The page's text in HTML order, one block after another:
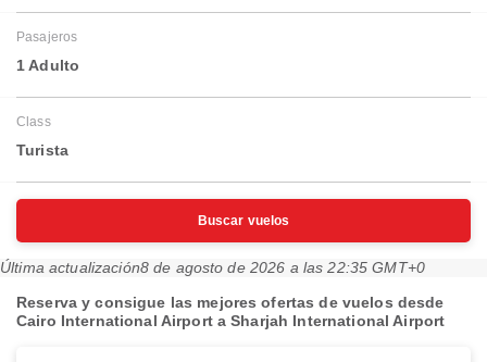
Pasajeros
1 Adulto
Class
Turista
Buscar vuelos
Última actualización8 de agosto de 2026 a las 22:35 GMT+0
Reserva y consigue las mejores ofertas de vuelos desde
Cairo International Airport a Sharjah International Airport